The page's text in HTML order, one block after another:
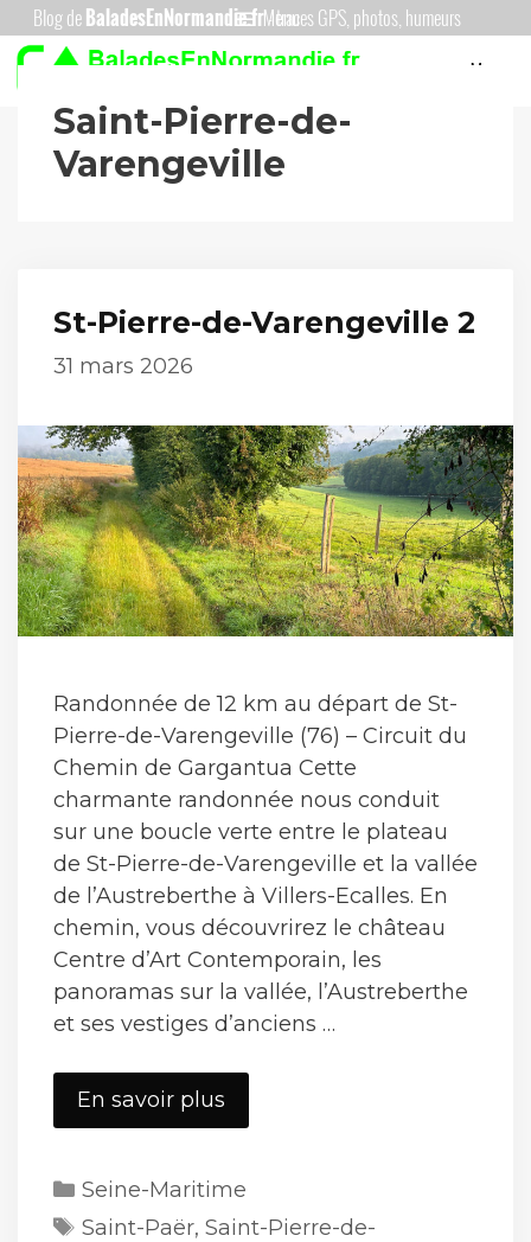
Aller
au
Menu
Menu
Saint-Pierre-de-
Varengeville
St-Pierre-de-Varengeville 2
31 mars 2026
Randonnée de 12 km au départ de St-
Pierre-de-Varengeville (76) – Circuit du
Chemin de Gargantua Cette
charmante randonnée nous conduit
sur une boucle verte entre le plateau
de St-Pierre-de-Varengeville et la vallée
de l’Austreberthe à Villers-Ecalles. En
chemin, vous découvrirez le château
Centre d’Art Contemporain, les
panoramas sur la vallée, l’Austreberthe
et ses vestiges d’anciens …
En savoir plus
Pierre-
Varengeville
2
Catégories
Seine-Maritime
Étiquettes
Saint-Paër, Saint-Pierre-de-